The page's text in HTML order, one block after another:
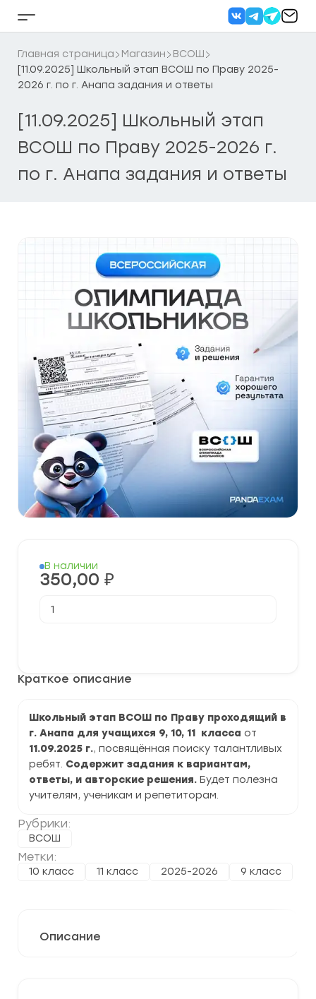
Кнопка
бокового
меню
Главная страница Магазин
ВСОШ
[11.09.2025] Школьный этап ВСОШ по Праву 2025-
2026 г. по г. Анапа задания и ответы
[11.09.2025] Школьный этап
ВСОШ по Праву 2025-2026 г.
по г. Анапа задания и ответы
Краткое описание
Школьный этап ВСОШ по Праву проходящий в
г. Анапа для учащихся 9, 10, 11 класса от
11.09.2025 г., посвящённая поиску талантливых
ребят. Содержит задания к вариантам,
ответы, и авторские решения. Будет полезна
учителям, ученикам и репетиторам.
Рубрики:
ВСОШ
Метки:
10 класс 11 класс 2025-2026 9 класс
В наличии
350,00 ₽
товара
Праву
г.
по
г.
Анапа
задания
и
ответы
Описание